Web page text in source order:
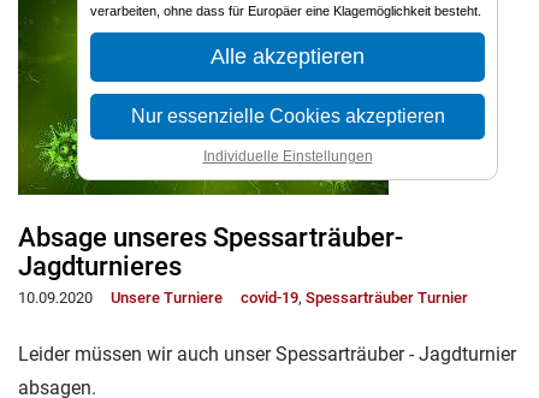
Absage unseres Spessarträuber-
Jagdturnieres
10.09.2020 Unsere Turniere covid-19, Spessarträuber Turnier
Leider müssen wir auch unser Spessarträuber - Jagdturnier
absagen.
verarbeiten, ohne dass für Europäer eine Klagemöglichkeit besteht.
Alle akzeptieren
Nur essenzielle Cookies akzeptieren
Individuelle Einstellungen